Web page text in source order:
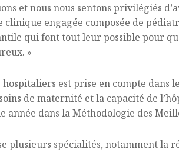
et nous nous sentons privilégiés
engagée composée de
qui font tout leur possible pour
»
est prise en compte dans
de maternité et la capacité de
année dans la Méthodologie des
plusieurs spécialités, notamment la